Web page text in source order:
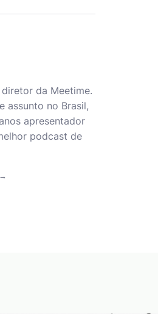
da Meetime.
assunto no Brasil,
apresentador
podcast de